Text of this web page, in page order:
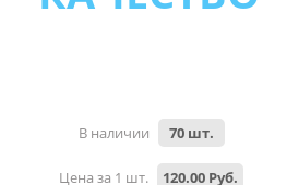
В наличии 70 шт.
Цена за 1 шт. 120.00 Руб.